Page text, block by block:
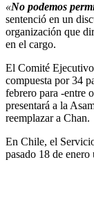
«No podemos
sentenció en un
organización que
en el cargo.
El Comité
compuesta por 34
febrero para -entre
presentará a la
reemplazar a Chan.
En Chile, el
pasado 18 de